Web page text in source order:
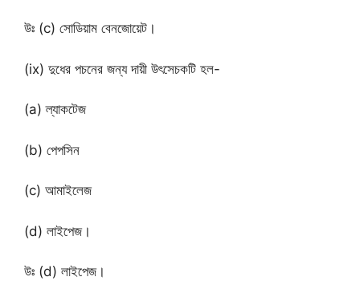
উঃ (c) সোডিয়াম বেনজোয়েট।
(ix) দুধের পচনের জন্য দায়ী উৎসেচকটি হল-
(a) ল্যাকটেজ
(b) পেপসিন
(c) আমাইলেজ
(d) লাইপেজ।
উঃ (d) লাইপেজ।